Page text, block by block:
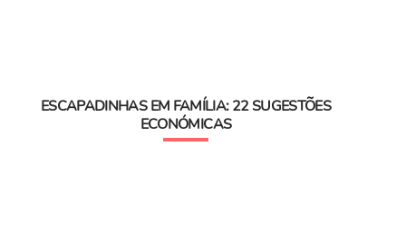
ESCAPADINHAS EM FAMÍLIA: 22 SUGESTÕES
ECONÓMICAS